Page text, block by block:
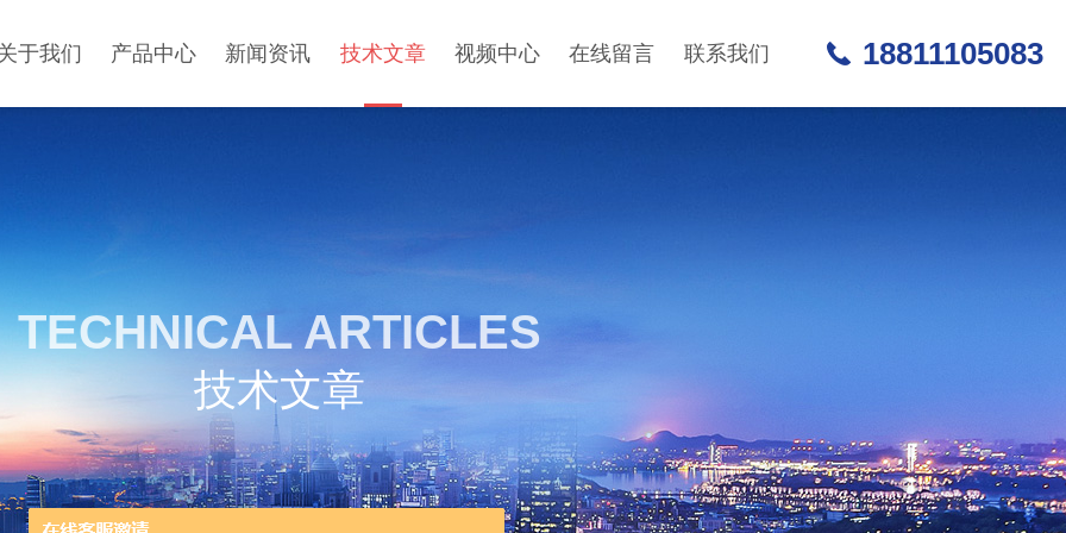
于我们 产品中心 新闻资讯 技术文章 视频中心 在线留言 联系我们 18811105083
TECHNICAL ARTICLES
技术文章